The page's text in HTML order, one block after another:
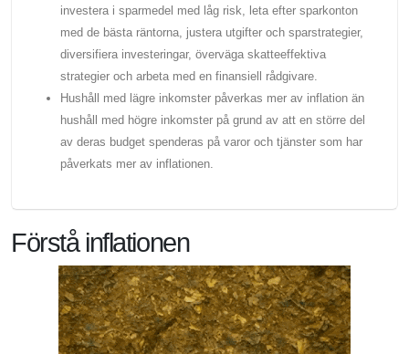
investera i sparmedel med låg risk, leta efter sparkonton
med de bästa räntorna, justera utgifter och sparstrategier,
diversifiera investeringar, överväga skatteeffektiva
strategier och arbeta med en finansiell rådgivare.
Hushåll med lägre inkomster påverkas mer av inflation än
hushåll med högre inkomster på grund av att en större del
av deras budget spenderas på varor och tjänster som har
påverkats mer av inflationen.
Förstå inflationen